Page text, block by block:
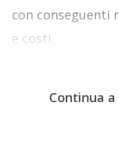
con conseguenti
e costi.
Continua